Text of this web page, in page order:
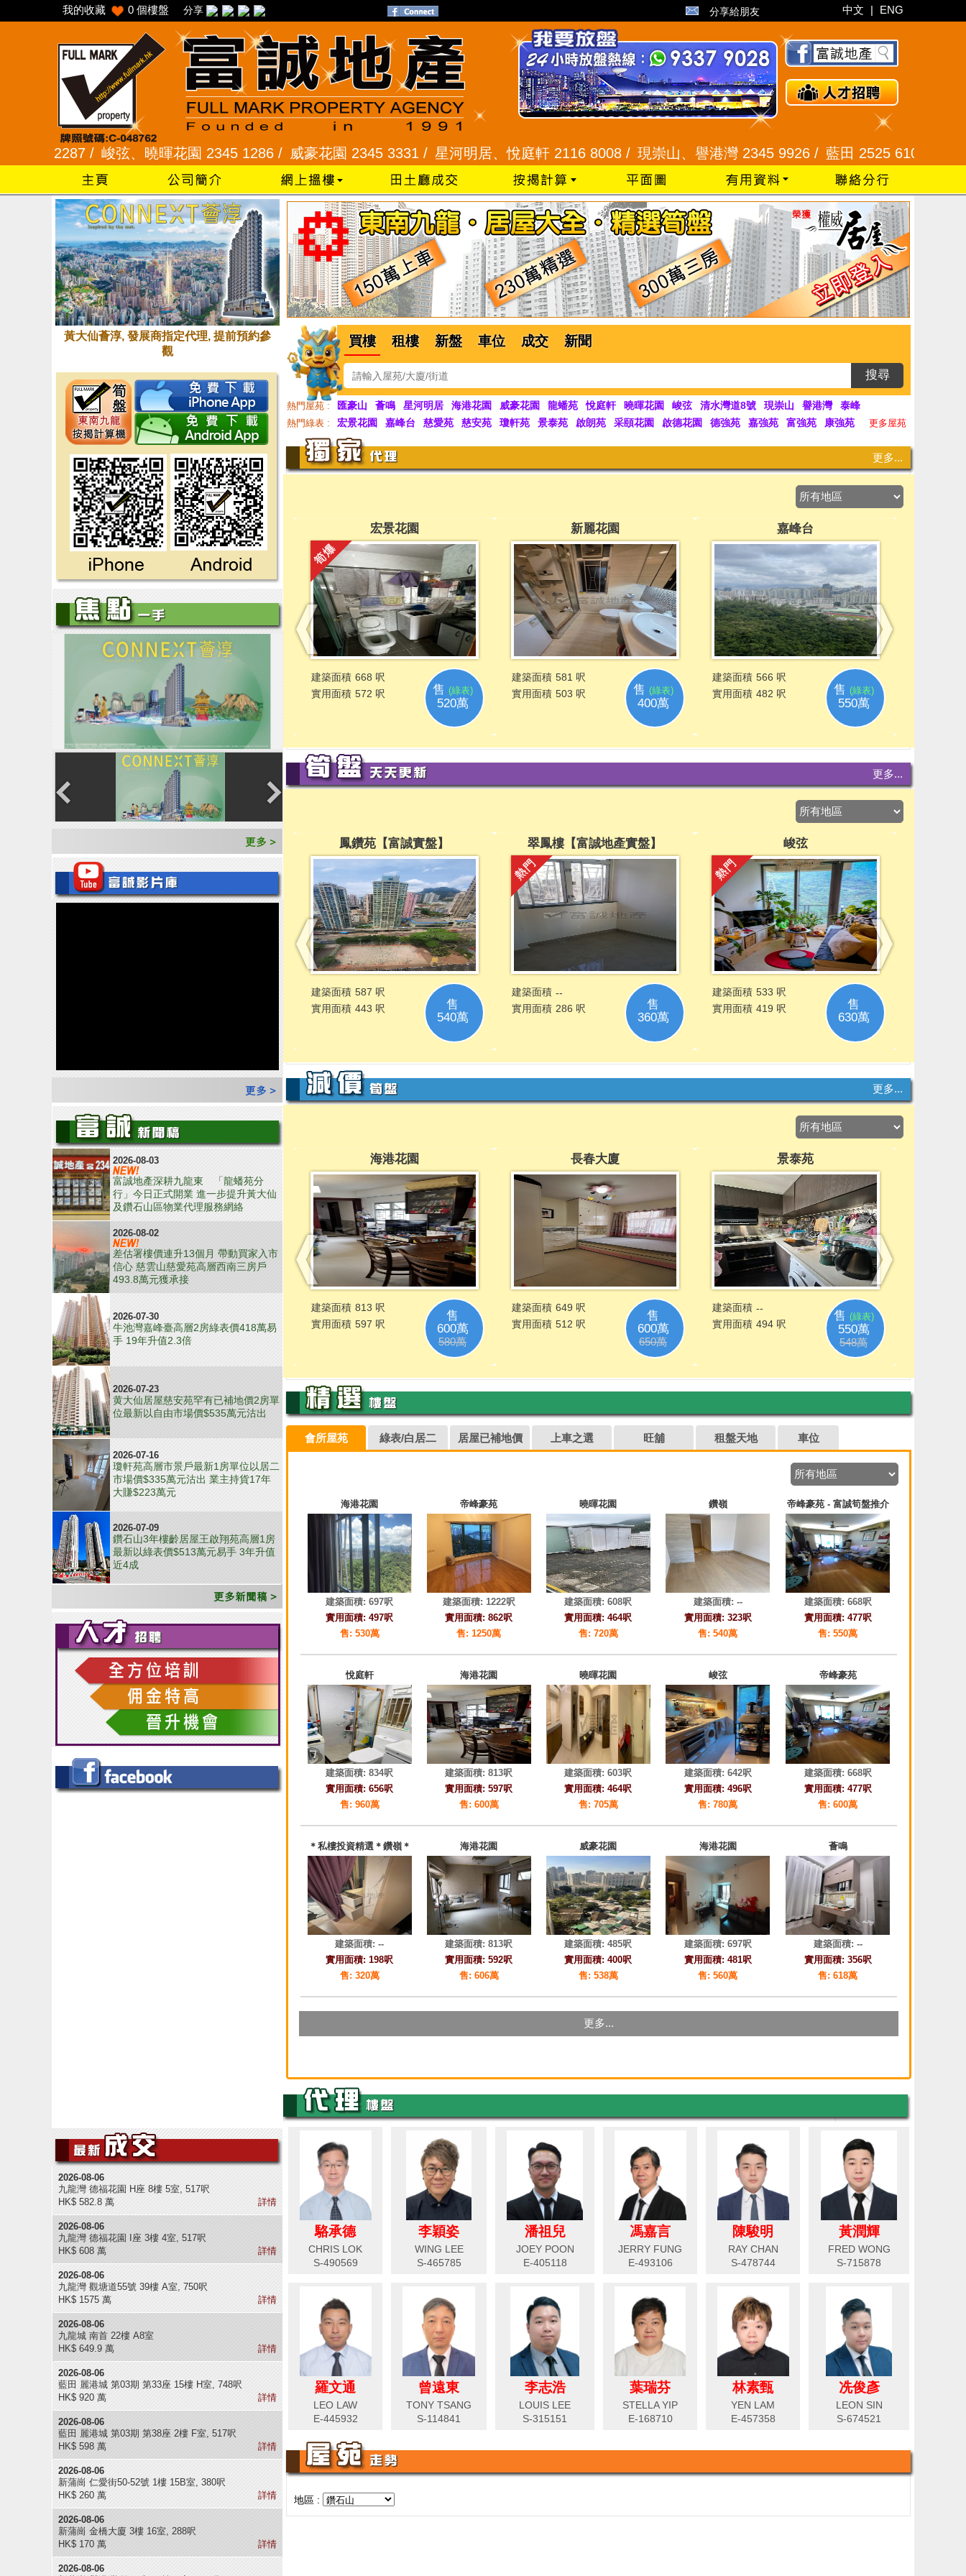
我的收藏 0 個樓盤 分享 分享給朋友 中文 | ENG
峻弦、曉暉花園 2345 1286 / 威豪花園 2345 3331 / 星河明居、悅庭軒 2116 8008 / 現崇山、譽港灣 2345 9926 / 藍田 2525 6100 / 油塘 2525 3600
黃大仙薈淳, 發展商指定代理, 提前預約參
觀
2026-08-03
富誠地產深耕九龍東 「龍蟠苑分
行」今日正式開業 進一步提升黃大仙
及鑽石山區物業代理服務網絡
2026-08-02
差估署樓價連升13個月 帶動買家入市
信心 慈雲山慈愛苑高層西南三房戶
493.8萬元獲承接
2026-07-30
牛池灣嘉峰臺高層2房綠表價418萬易
手 19年升值2.3倍
2026-07-23
黄大仙居屋慈安苑罕有已補地價2房單
位最新以自由市場價$535萬元沽出
2026-07-16
瓊軒苑高層市景戶最新1房單位以居二
市場價$335萬元沽出 業主持貨17年
大賺$223萬元
2026-07-09
鑽石山3年樓齡居屋王啟翔苑高層1房
最新以綠表價$513萬元易手 3年升值
近4成
2026-08-06
九龍灣 德福花園 H座 8樓 5室, 517呎
HK$ 582.8 萬
詳情
2026-08-06
九龍灣 德福花園 I座 3樓 4室, 517呎
HK$ 608 萬
詳情
2026-08-06
九龍灣 觀塘道55號 39樓 A室, 750呎
HK$ 1575 萬
詳情
2026-08-06
九龍城 南首 22樓 A8室
HK$ 649.9 萬
詳情
2026-08-06
藍田 麗港城 第03期 第33座 15樓 H室, 748呎
HK$ 920 萬
詳情
2026-08-06
藍田 麗港城 第03期 第38座 2樓 F室, 517呎
HK$ 598 萬
詳情
2026-08-06
新蒲崗 仁愛街50-52號 1樓 15B室, 380呎
HK$ 260 萬
詳情
2026-08-06
新蒲崗 金橋大廈 3樓 16室, 288呎
HK$ 170 萬
詳情
2026-08-06
買樓 租樓 新盤 車位 成交 新聞
搜尋
熱門屋苑 : 匯豪山 薈鳴 星河明居 海港花園 威豪花園 龍蟠苑 悅庭軒 曉暉花園 峻弦 清水灣道8號 現崇山 譽港灣 泰峰
熱門綠表 : 宏景花園 嘉峰台 慈愛苑 慈安苑 瓊軒苑 景泰苑 啟朗苑 采頤花園 啟德花園 德強苑 嘉強苑 富強苑 康強苑 更多屋苑
更多...
更多...
更多...
會所屋苑 綠表/白居二 居屋已補地價 上車之選 旺舖 租盤天地 車位
駱承德
CHRIS LOK
S-490569
李穎姿
WING LEE
S-465785
潘祖兒
JOEY POON
E-405118
馮嘉言
JERRY FUNG
E-493106
陳駿明
RAY CHAN
S-478744
黃潤輝
FRED WONG
S-715878
羅文通
LEO LAW
E-445932
曾遠東
TONY TSANG
S-114841
李志浩
LOUIS LEE
S-315151
葉瑞芬
STELLA YIP
E-168710
林素甄
YEN LAM
E-457358
冼俊彥
LEON SIN
S-674521
地區 :